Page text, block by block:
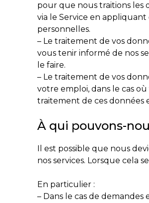
pour que nous traitions les
via le Service en
personnelles.
– Le traitement de vos
vous tenir informé de nos
le faire.
– Le traitement de vos
votre emploi, dans le cas
traitement de ces données
À qui pouvons-
Il est possible que nous
nos services. Lorsque cela
En particulier :
– Dans le cas de